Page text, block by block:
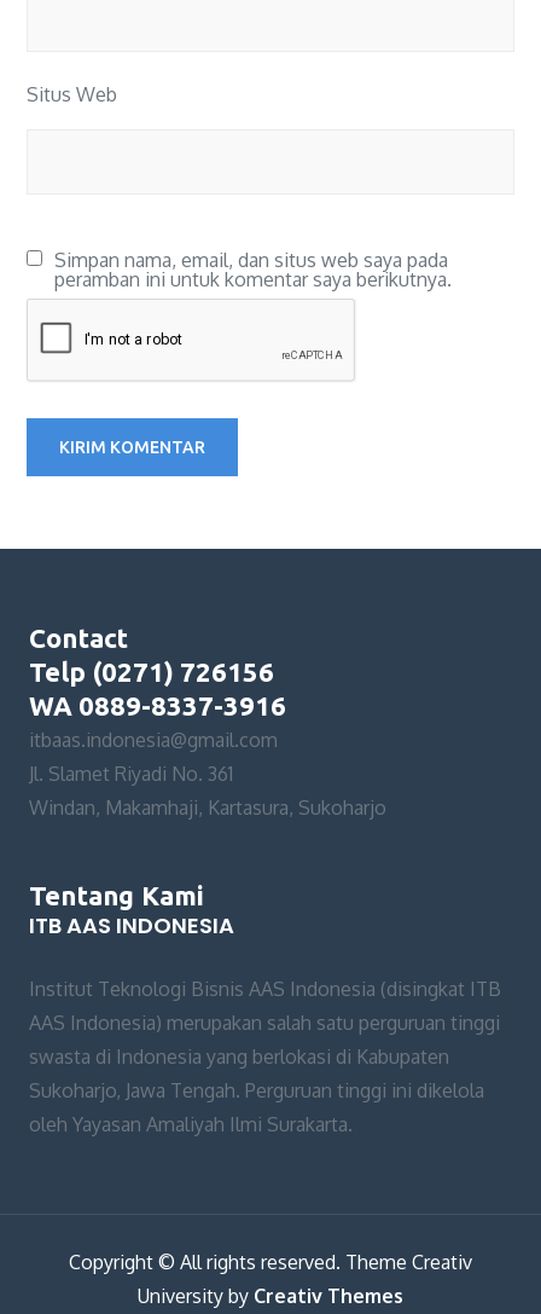
Situs Web
Simpan nama, email, dan situs web saya pada
peramban ini untuk komentar saya berikutnya.
Contact
Telp (0271) 726156
WA 0889-8337-3916
itbaas.indonesia@gmail.com
Jl. Slamet Riyadi No. 361
Windan, Makamhaji, Kartasura, Sukoharjo
Tentang Kami
ITB AAS INDONESIA
Institut Teknologi Bisnis AAS Indonesia (disingkat ITB
AAS Indonesia) merupakan salah satu perguruan tinggi
swasta di Indonesia yang berlokasi di Kabupaten
Sukoharjo, Jawa Tengah. Perguruan tinggi ini dikelola
oleh Yayasan Amaliyah Ilmi Surakarta.
Copyright © All rights reserved. Theme Creativ
University by Creativ Themes